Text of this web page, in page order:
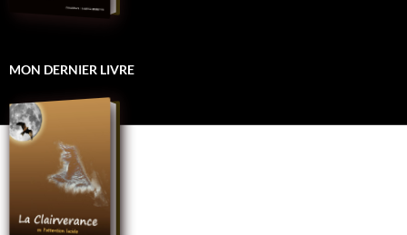
MON DERNIER LIVRE